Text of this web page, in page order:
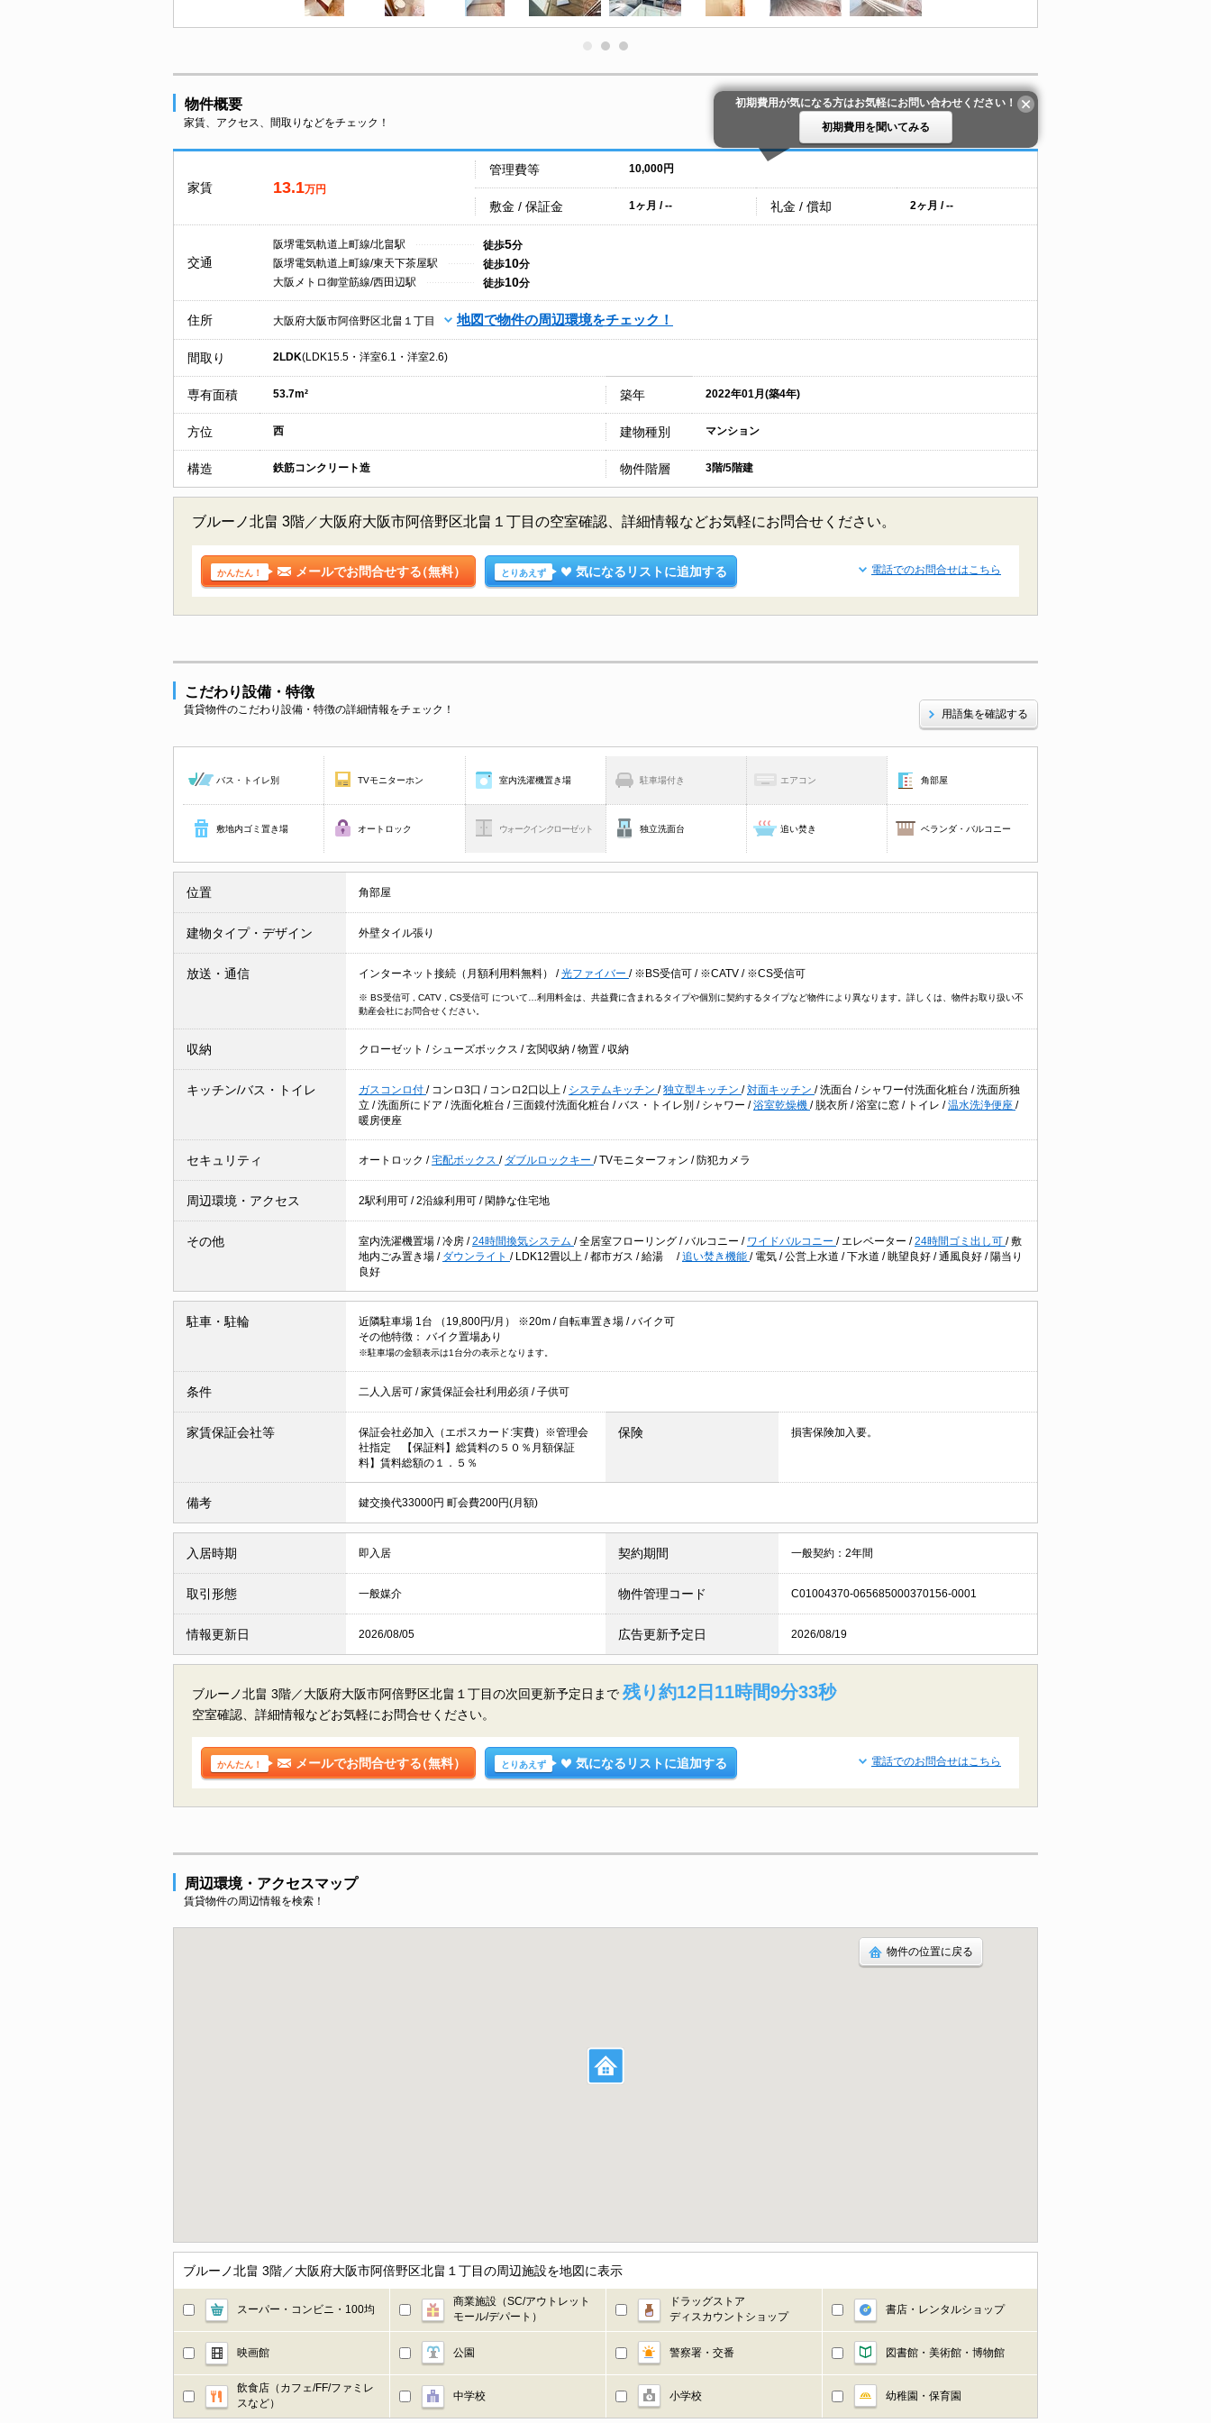
物件概要
家賃、アクセス、間取りなどをチェック！
初期費用が気になる方はお気軽にお問い合わせください！
初期費用を聞いてみる
家賃 13.1万円
管理費等 10,000円
敷金 / 保証金 1ヶ月 / -- 礼金 / 償却 2ヶ月 / --
交通
阪堺電気軌道上町線/北畠駅 徒歩5分
阪堺電気軌道上町線/東天下茶屋駅
徒歩10分
大阪メトロ御堂筋線/西田辺駅
徒歩10分
住所 大阪府大阪市阿倍野区北畠１丁目 地図で物件の周辺環境をチェック！
間取り 2LDK(LDK15.5・洋室6.1・洋室2.6)
専有面積 53.7m² 築年 2022年01月(築4年)
方位 西 建物種別 マンション
構造 鉄筋コンクリート造 物件階層 3階/5階建
ブルーノ北畠 3階／大阪府大阪市阿倍野区北畠１丁目の空室確認、詳細情報などお気軽にお問合せください。
かんたん！ メールでお問合せする（無料） とりあえず 気になるリストに追加する 電話でのお問合せはこちら
こだわり設備・特徴
賃貸物件のこだわり設備・特徴の詳細情報をチェック！ 用語集を確認する
バス・トイレ別 TVモニターホン 室内洗濯機置き場 駐車場付き エアコン 角部屋
敷地内ゴミ置き場 オートロック ウォークインクローゼット 独立洗面台 追い焚き ベランダ・バルコニー
位置 角部屋
建物タイプ・デザイン 外壁タイル張り
放送・通信 インターネット接続（月額利用料無料） /光ファイバー / ※BS受信可 / ※CATV / ※CS受信可
※ BS受信可 , CATV , CS受信可 について…利用料金は、共益費に含まれるタイプや個別に契約するタイプなど物件により異なります。詳しくは、物件お取り扱い不
動産会社にお問合せください。
収納 クローゼット / シューズボックス /玄関収納 /物置 /収納
キッチン/バス・トイレ ガスコンロ付 / コンロ3口 / コンロ2口以上 / システムキッチン /独立型キッチン /対面キッチン /洗面台 / シャワー付洗面化粧台 /洗面所独
立 /洗面所にドア /洗面化粧台 / 三面鏡付洗面化粧台 /バス・トイレ別 / シャワー /浴室乾燥機 / 脱衣所 /浴室に窓 / トイレ /温水洗浄便座 /
暖房便座
セキュリティ オートロック /宅配ボックス / ダブルロックキー /TVモニターフォン / 防犯カメラ
周辺環境・アクセス 2駅利用可 /2沿線利用可 / 閑静な住宅地
その他 室内洗濯機置場 /冷房 /24時間換気システム /全居室フローリング /バルコニー / ワイドバルコニー / エレベーター /24時間ゴミ出し可 /敷
地内ごみ置き場 / ダウンライト / LDK12畳以上 /都市ガス /給湯 /追い焚き機能 / 電気 /公営上水道 /下水道 / 眺望良好 /通風良好 / 陽当り
良好
駐車・駐輪 近隣駐車場 1台 （19,800円/月） ※20m / 自転車置き場 /バイク可
その他特徴： バイク置場あり
※駐車場の金額表示は1台分の表示となります。
条件 二人入居可 /家賃保証会社利用必須 /子供可
家賃保証会社等
保証会社必加入（エポスカード:実費）※管理会
社指定 【保証料】総賃料の５０％月額保証
料】賃料総額の１．５％
保険 損害保険加入要。
備考 鍵交換代33000円 町会費200円(月額)
入居時期 即入居 契約期間 一般契約：2年間
取引形態 一般媒介 物件管理コード C01004370-065685000370156-0001
情報更新日 2026/08/05 広告更新予定日 2026/08/19
ブルーノ北畠 3階／大阪府大阪市阿倍野区北畠１丁目の次回更新予定日まで 残り約12日11時間9分31秒
空室確認、詳細情報などお気軽にお問合せください。
かんたん！ メールでお問合せする（無料） とりあえず 気になるリストに追加する 電話でのお問合せはこちら
周辺環境・アクセスマップ
賃貸物件の周辺情報を検索！
物件の位置に戻る
ブルーノ北畠 3階／大阪府大阪市阿倍野区北畠１丁目の周辺施設を地図に表示
スーパー・コンビニ・100均
商業施設（SC/アウトレット
モール/デパート）
ドラッグストア
ディスカウントショップ
書店・レンタルショップ
映画館 公園 警察署・交番 図書館・美術館・博物館
飲食店（カフェ/FF/ファミレ
スなど）
中学校 小学校 幼稚園・保育園